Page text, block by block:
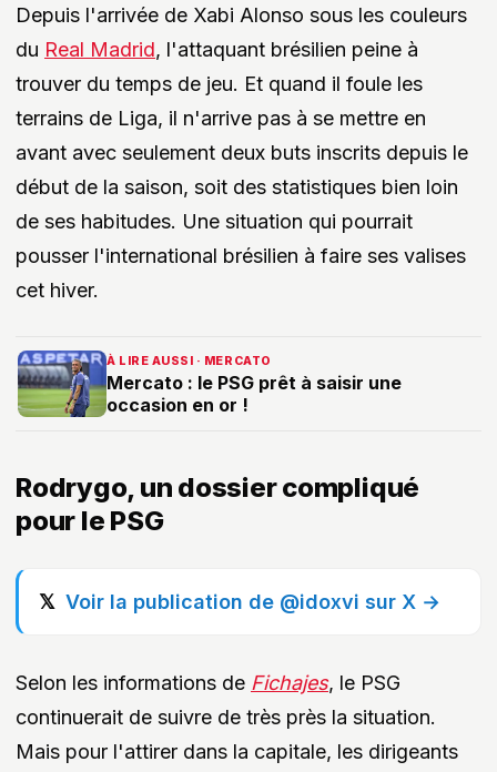
Depuis l'arrivée de Xabi Alonso sous les couleurs
du Real Madrid, l'attaquant brésilien peine à
trouver du temps de jeu. Et quand il foule les
terrains de Liga, il n'arrive pas à se mettre en
avant avec seulement deux buts inscrits depuis le
début de la saison, soit des statistiques bien loin
de ses habitudes. Une situation qui pourrait
pousser l'international brésilien à faire ses valises
cet hiver.
À LIRE AUSSI · MERCATO
Mercato : le PSG prêt à saisir une
occasion en or !
Rodrygo, un dossier compliqué
pour le PSG
Voir la publication de @idoxvi sur X →
Selon les informations de Fichajes, le PSG
continuerait de suivre de très près la situation.
Mais pour l'attirer dans la capitale, les dirigeants